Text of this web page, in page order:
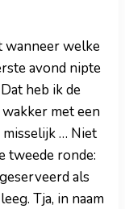
wanneer welke
avond nipte
heb ik de
met een
misselijk … Niet
tweede ronde:
als
Tja, in naam